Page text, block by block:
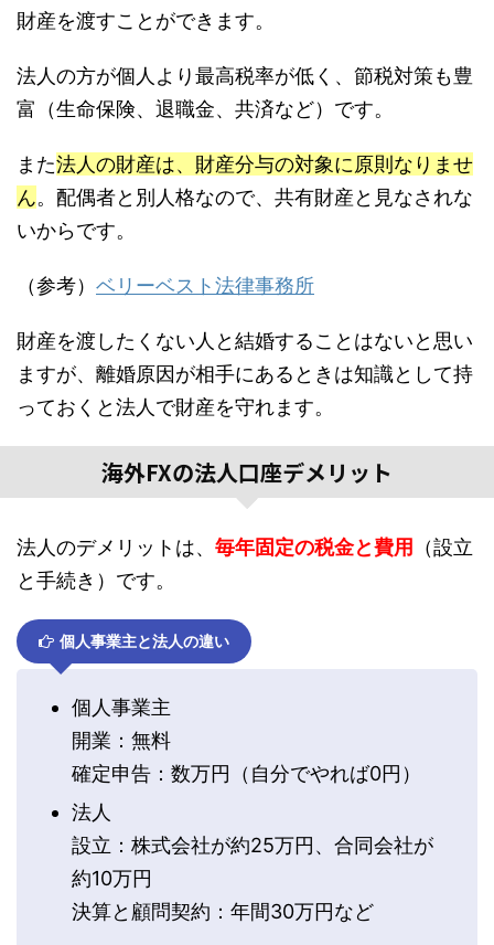
財産を渡すことができます。
法人の方が個人より最高税率が低く、節税対策も豊
富（生命保険、退職金、共済など）です。
また法人の財産は、財産分与の対象に原則なりませ
ん。配偶者と別人格なので、共有財産と見なされな
いからです。
（参考） ベリーベスト法律事務所
財産を渡したくない人と結婚することはないと思い
ますが、離婚原因が相手にあるときは知識として持
っておくと法人で財産を守れます。
海外FXの法人口座デメリット
法人のデメリットは、 毎年固定の税金と費用 （設立
と手続き）です。
個人事業主と法人の違い
個人事業主
開業：無料
確定申告：数万円（自分でやれば0円）
法人
設立：株式会社が約25万円、合同会社が
約10万円
決算と顧問契約：年間30万円など